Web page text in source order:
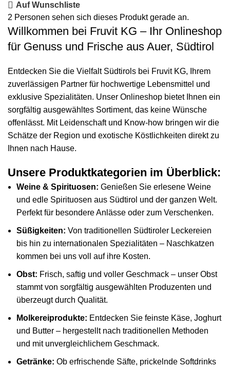
Auf Wunschliste
2 Personen sehen sich dieses Produkt gerade an.
Willkommen bei Fruvit KG – Ihr Onlineshop
für Genuss und Frische aus Auer, Südtirol
Entdecken Sie die Vielfalt Südtirols bei Fruvit KG, Ihrem
zuverlässigen Partner für hochwertige Lebensmittel und
exklusive Spezialitäten. Unser Onlineshop bietet Ihnen ein
sorgfältig ausgewähltes Sortiment, das keine Wünsche
offenlässt. Mit Leidenschaft und Know-how bringen wir die
Schätze der Region und exotische Köstlichkeiten direkt zu
Ihnen nach Hause.
Unsere Produktkategorien im Überblick:
Weine & Spirituosen: Genießen Sie erlesene Weine
und edle Spirituosen aus Südtirol und der ganzen Welt.
Perfekt für besondere Anlässe oder zum Verschenken.
Süßigkeiten: Von traditionellen Südtiroler Leckereien
bis hin zu internationalen Spezialitäten – Naschkatzen
kommen bei uns voll auf ihre Kosten.
Obst: Frisch, saftig und voller Geschmack – unser Obst
stammt von sorgfältig ausgewählten Produzenten und
überzeugt durch Qualität.
Molkereiprodukte: Entdecken Sie feinste Käse, Joghurt
und Butter – hergestellt nach traditionellen Methoden
und mit unvergleichlichem Geschmack.
Getränke: Ob erfrischende Säfte, prickelnde Softdrinks